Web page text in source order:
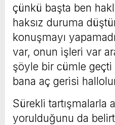
çünkü başta ben
haksız duruma
konuşmayı
var, onun işleri var
şöyle bir cümle geçti
bana aç gerisi
Sürekli tartışmalarla
yorulduğunu da